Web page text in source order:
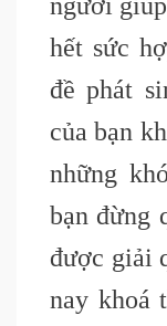
người
hết sức
đề phát
của bạn
những
bạn đừng
được giải
nay khoá